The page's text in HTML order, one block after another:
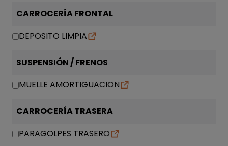
CARROCERÍA FRONTAL
DEPOSITO LIMPIA
SUSPENSIÓN / FRENOS
MUELLE AMORTIGUACION
CARROCERÍA TRASERA
PARAGOLPES TRASERO